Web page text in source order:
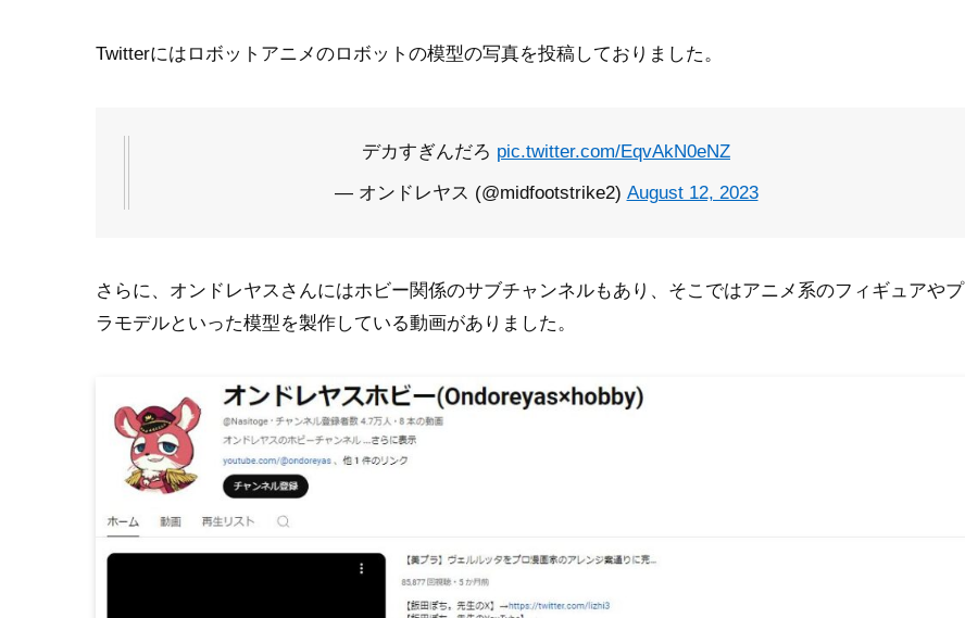
Twitterにはロボットアニメのロボットの模型の写真を投稿しておりました。
デカすぎんだろ pic.twitter.com/EqvAkN0eNZ
— オンドレヤス (@midfootstrike2) August 12, 2023
さらに、オンドレヤスさんにはホビー関係のサブチャンネルもあり、そこではアニメ系のフィギュアやプ
ラモデルといった模型を製作している動画がありました。